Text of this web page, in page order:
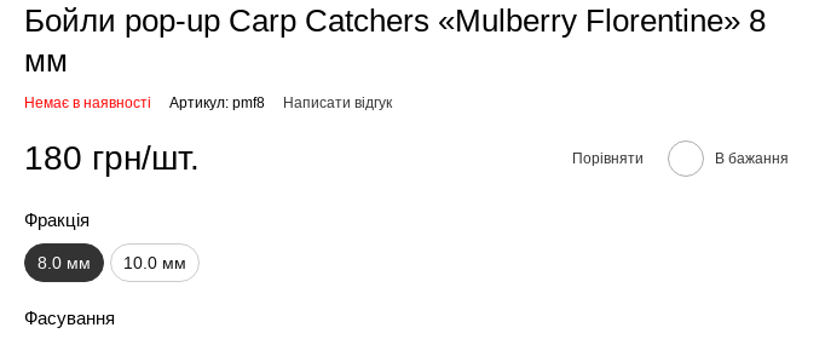
Бойли pop-up Carp Catchers «Mulberry Florentine» 8
мм
Немає в наявності Артикул: pmf8 Написати відгук
180 грн/шт. Порівняти В бажання
Фракція
8.0 мм 10.0 мм
Фасування